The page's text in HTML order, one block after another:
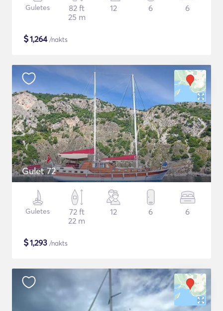
Guletes
82 ft
25 m
12 6 6
$1,264/nakts
Gulet 72
Guletes
72 ft
22 m
12 6 6
$1,293 /nakts